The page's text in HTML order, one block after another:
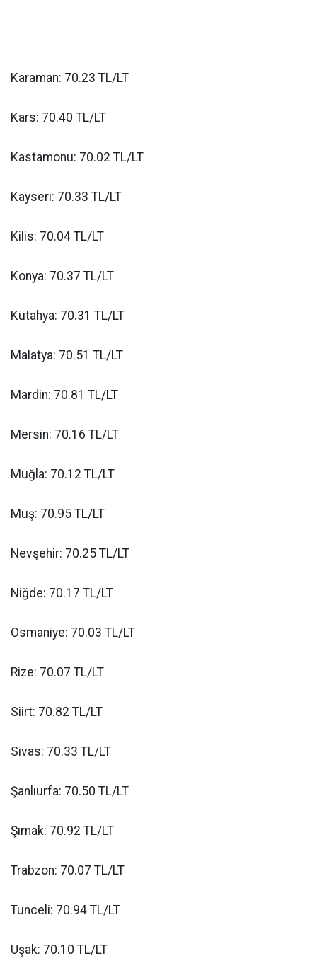
Karaman: 70.23 TL/LT
Kars: 70.40 TL/LT
Kastamonu: 70.02 TL/LT
Kayseri: 70.33 TL/LT
Kilis: 70.04 TL/LT
Konya: 70.37 TL/LT
Kütahya: 70.31 TL/LT
Malatya: 70.51 TL/LT
Mardin: 70.81 TL/LT
Mersin: 70.16 TL/LT
Muğla: 70.12 TL/LT
Muş: 70.95 TL/LT
Nevşehir: 70.25 TL/LT
Niğde: 70.17 TL/LT
Osmaniye: 70.03 TL/LT
Rize: 70.07 TL/LT
Siirt: 70.82 TL/LT
Sivas: 70.33 TL/LT
Şanlıurfa: 70.50 TL/LT
Şırnak: 70.92 TL/LT
Trabzon: 70.07 TL/LT
Tunceli: 70.94 TL/LT
Uşak: 70.10 TL/LT